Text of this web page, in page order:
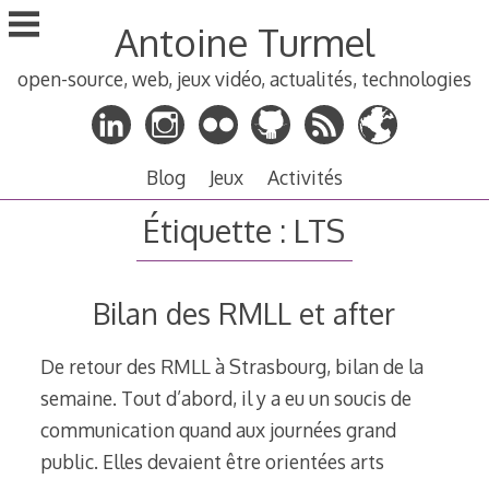
Aller
au
principal
Antoine Turmel
open-source, web, jeux vidéo, actualités, technologies
Blog Jeux Activités
Étiquette : LTS
Bilan des RMLL et after
De retour des RMLL à Strasbourg, bilan de la
semaine. Tout d’abord, il y a eu un soucis de
communication quand aux journées grand
public. Elles devaient être orientées arts